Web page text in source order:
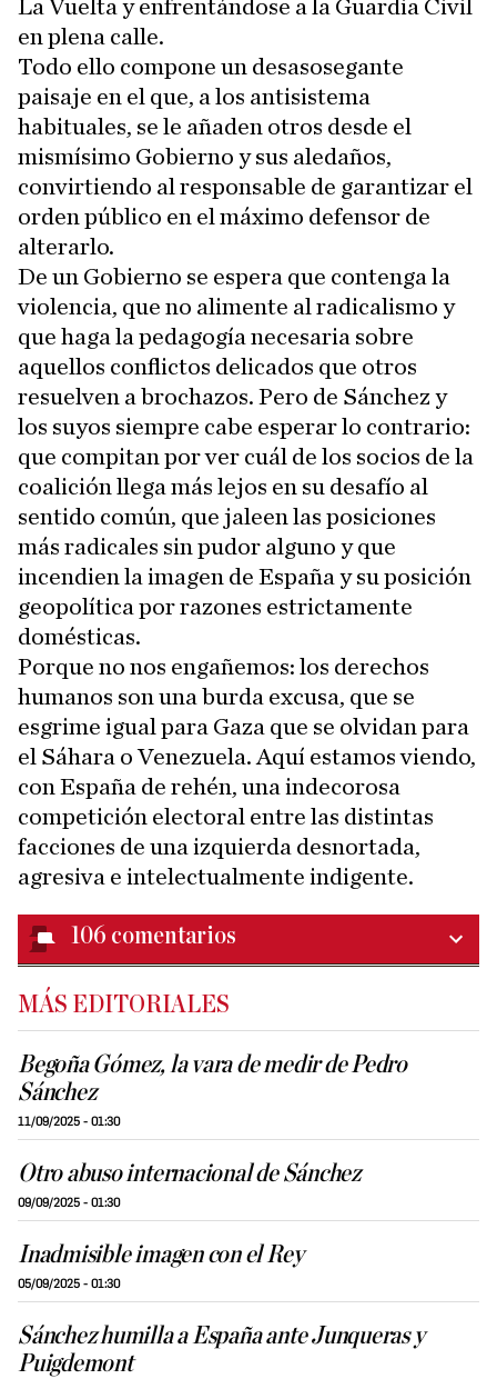
La Vuelta y enfrentándose a la Guardia Civil
en plena calle.
Todo ello compone un desasosegante
paisaje en el que, a los antisistema
habituales, se le añaden otros desde el
mismísimo Gobierno y sus aledaños,
convirtiendo al responsable de garantizar el
orden público en el máximo defensor de
alterarlo.
De un Gobierno se espera que contenga la
violencia, que no alimente al radicalismo y
que haga la pedagogía necesaria sobre
aquellos conflictos delicados que otros
resuelven a brochazos. Pero de Sánchez y
los suyos siempre cabe esperar lo contrario:
que compitan por ver cuál de los socios de la
coalición llega más lejos en su desafío al
sentido común, que jaleen las posiciones
más radicales sin pudor alguno y que
incendien la imagen de España y su posición
geopolítica por razones estrictamente
domésticas.
Porque no nos engañemos: los derechos
humanos son una burda excusa, que se
esgrime igual para Gaza que se olvidan para
el Sáhara o Venezuela. Aquí estamos viendo,
con España de rehén, una indecorosa
competición electoral entre las distintas
facciones de una izquierda desnortada,
agresiva e intelectualmente indigente.
106 comentarios
MÁS EDITORIALES
Begoña Gómez, la vara de medir de Pedro
Sánchez
11/09/2025 - 01:30
Otro abuso internacional de Sánchez
09/09/2025 - 01:30
Inadmisible imagen con el Rey
05/09/2025 - 01:30
Sánchez humilla a España ante Junqueras y
Puigdemont